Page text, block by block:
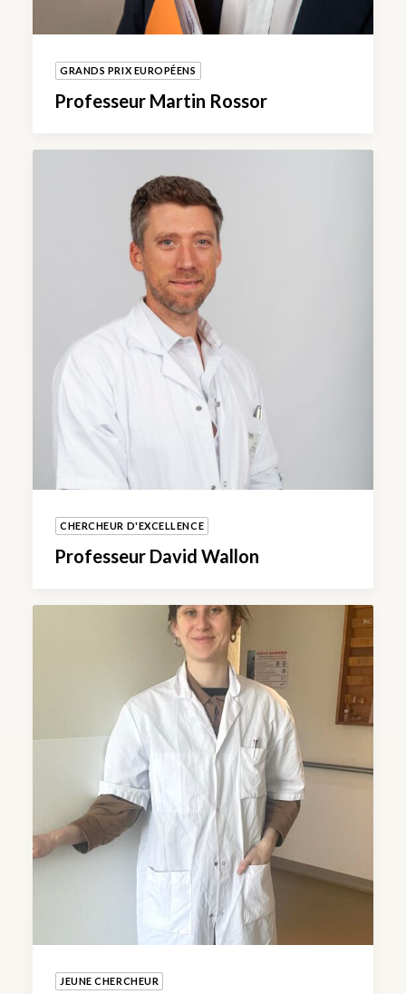
GRANDS PRIX EUROPÉENS
Professeur Martin Rossor
CHERCHEUR D'EXCELLENCE
Professeur David Wallon
JEUNE CHERCHEUR